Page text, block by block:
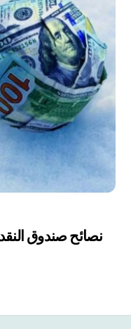
نصائح صندوق